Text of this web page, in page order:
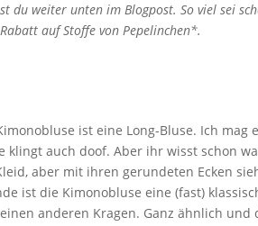
du weiter unten im Blogpost. So viel sei
auf Stoffe von Pepelinchen*.
ist eine Long-Bluse. Ich
klingt auch doof. Aber ihr wisst schon
aber mit ihren gerundeten Ecken
ist die Kimonobluse eine (fast)
anderen Kragen. Ganz ähnlich und